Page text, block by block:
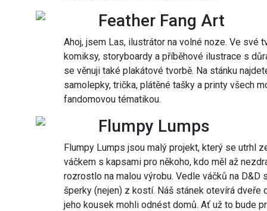
Feather Fang Art
Ahoj, jsem Las, ilustrátor na volné noze. Ve své
komiksy, storyboardy a příběhové ilustrace s
se věnuji také plakátové tvorbě. Na stánku
samolepky, trička, plátěné tašky a printy všech
fandomovou tématikou.
Flumpy Lumps
Flumpy Lumps jsou malý projekt, který se utrhl
váčkem s kapsami pro někoho, kdo měl až
rozrostlo na malou výrobu. Vedle váčků na
šperky (nejen) z kostí. Náš stánek otevírá dveře
jeho kousek mohli odnést domů. Ať už to bude